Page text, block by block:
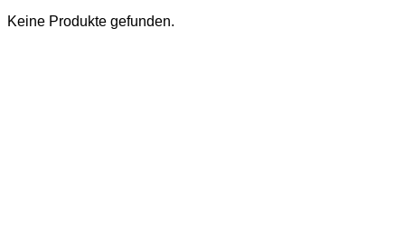
Keine Produkte gefunden.